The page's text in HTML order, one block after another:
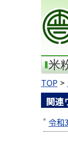
米
TOP
関連
令和